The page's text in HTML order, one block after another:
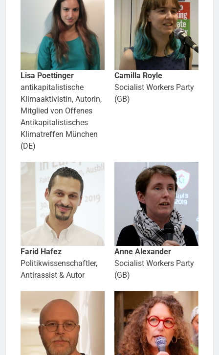
Lisa Poettinger
antikapitalistische
Klimaaktivistin, Autorin,
Mitglied von Offenes
Antikapitalistisches
Klimatreffen München
(DE)
Camilla Royle
Socialist Workers Party
(GB)
Farid Hafez
Politikwissenschaftler,
Antirassist & Autor
Anne Alexander
Socialist Workers Party
(GB)